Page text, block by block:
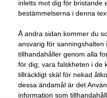
inletts mot dig för bristande
bestämmelserna i denna
Å andra sidan kommer du
ansvarig för sanningshalten
tillhandahåller genom alla
för dig; vara falskheten i de
tillräckligt skäl för nekad
dessa ändamål är det
information som